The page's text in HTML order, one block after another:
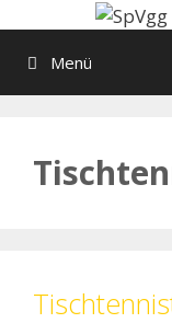
springen
Menü